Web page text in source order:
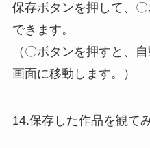
保存ボタンを押して、
できます。
（〇ボタンを押すと、
画面に移動します。）
14.保存した作品を観て